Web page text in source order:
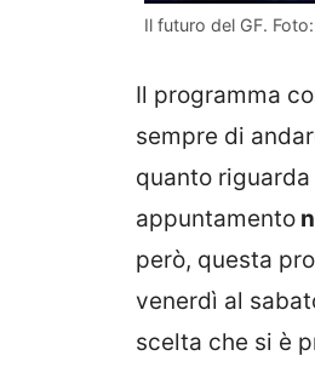
Il futuro del GF.
Il programma
sempre di
quanto
appuntamento
però, questa
venerdì al
scelta che si è